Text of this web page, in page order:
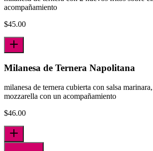
acompañamiento
$45.00
Milanesa de Ternera Napolitana
milanesa de ternera cubierta con salsa
mozzarella con un acompañamiento
$46.00